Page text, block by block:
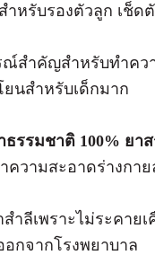
ำหรับรองตัวลูก เช็ด
ณ์สำคัญสำหรับทำคว
นสำหรับเด็กมาก
รรมชาติ 100% ยา
วามสะอาดร่างกาย
ำลีเพราะไม่ระคาย
กจากโรงพยาบาล